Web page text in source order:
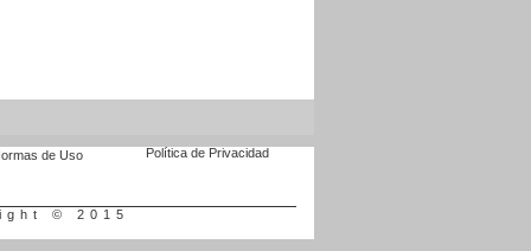
de Uso Política de Privacidad
© 2015